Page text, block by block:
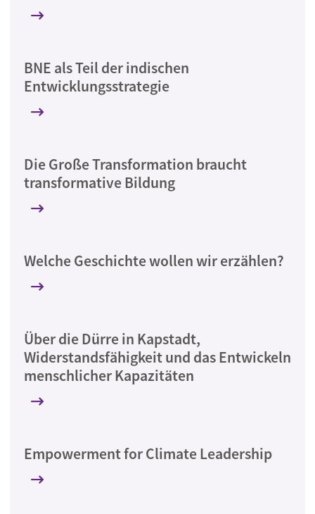
BNE als Teil der indischen
Entwicklungsstrategie
Die Große Transformation braucht
transformative Bildung
Welche Geschichte wollen wir erzählen?
Über die Dürre in Kapstadt,
Widerstandsfähigkeit und das Entwickeln
menschlicher Kapazitäten
Empowerment for Climate Leadership